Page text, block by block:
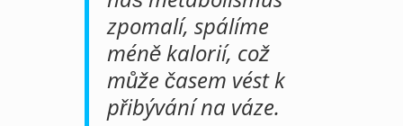
zpomalí, spálíme
méně kalorií, což
může časem vést k
přibývání na váze.